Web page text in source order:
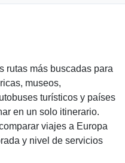
rutas más buscadas para
museos,
turísticos y países
en un solo itinerario.
viajes a Europa
y nivel de servicios